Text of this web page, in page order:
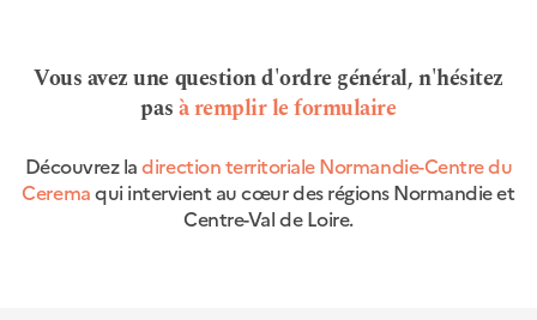
Vous avez une question d'ordre général, n'hésitez
pasà remplir le formulaire
Découvrez ladirection territoriale Normandie-Centre du
Ceremaqui intervient au cœur des régions Normandie et
Centre-Val de Loire.